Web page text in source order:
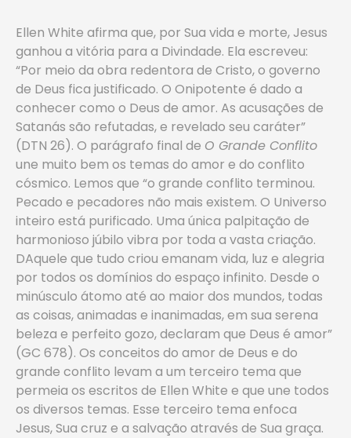
Ellen White afirma que, por Sua vida e morte, Jesus
ganhou a vitória para a Divindade. Ela escreveu:
“Por meio da obra redentora de Cristo, o governo
de Deus fica justificado. O Onipotente é dado a
conhecer como o Deus de amor. As acusações de
Satanás são refutadas, e revelado seu caráter”
(DTN 26). O parágrafo final de O Grande Conflito
une muito bem os temas do amor e do conflito
cósmico. Lemos que “o grande conflito terminou.
Pecado e pecadores não mais existem. O Universo
inteiro está purificado. Uma única palpitação de
harmonioso júbilo vibra por toda a vasta criação.
DAquele que tudo criou emanam vida, luz e alegria
por todos os domínios do espaço infinito. Desde o
minúsculo átomo até ao maior dos mundos, todas
as coisas, animadas e inanimadas, em sua serena
beleza e perfeito gozo, declaram que Deus é amor”
(GC 678). Os conceitos do amor de Deus e do
grande conflito levam a um terceiro tema que
permeia os escritos de Ellen White e que une todos
os diversos temas. Esse terceiro tema enfoca
Jesus, Sua cruz e a salvação através de Sua graça.